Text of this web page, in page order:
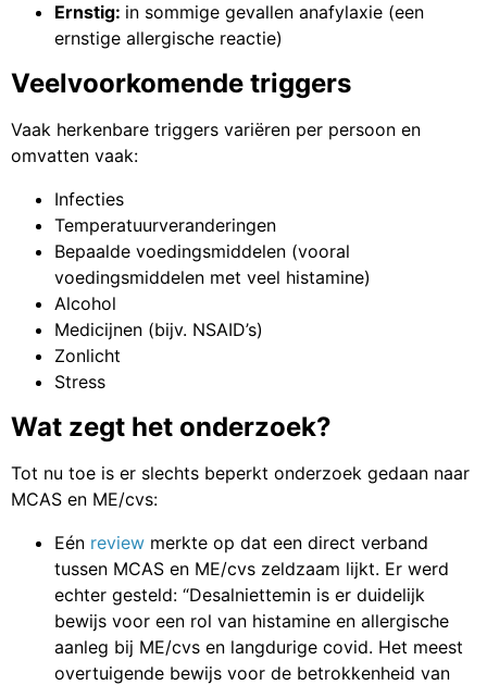
Ernstig: in sommige gevallen anafylaxie (een
ernstige allergische reactie)
Veelvoorkomende triggers
Vaak herkenbare triggers variëren per persoon en
omvatten vaak:
Infecties
Temperatuurveranderingen
Bepaalde voedingsmiddelen (vooral
voedingsmiddelen met veel histamine)
Alcohol
Medicijnen (bijv. NSAID’s)
Zonlicht
Stress
Wat zegt het onderzoek?
Tot nu toe is er slechts beperkt onderzoek gedaan naar
MCAS en ME/cvs:
Eén review merkte op dat een direct verband
tussen MCAS en ME/cvs zeldzaam lijkt. Er werd
echter gesteld: “Desalniettemin is er duidelijk
bewijs voor een rol van histamine en allergische
aanleg bij ME/cvs en langdurige covid. Het meest
overtuigende bewijs voor de betrokkenheid van